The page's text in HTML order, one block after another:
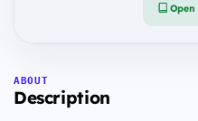
ABOUT
Description